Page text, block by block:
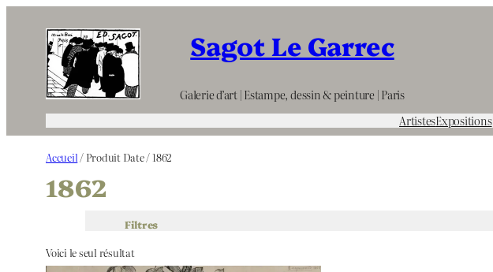
contenu
Sagot Le Garrec
Galerie d’art | Estampe, dessin & peinture | Paris
ArtistesExpositions
Accueil / Produit Date / 1862
1862
Filtres
Voici le seul résultat